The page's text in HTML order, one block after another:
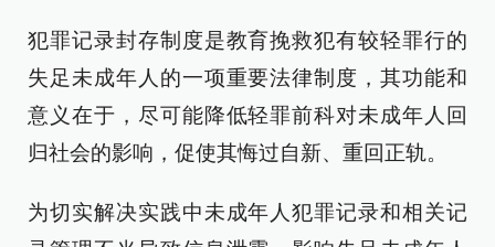
犯罪记录封存制度是教育挽救犯有较轻罪行的
失足未成年人的一项重要法律制度，其功能和
意义在于，尽可能降低轻罪前科对未成年人回
归社会的影响，促使其悔过自新、重回正轨。
为切实解决实践中未成年人犯罪记录和相关记